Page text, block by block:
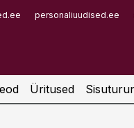
personaliuudised.ee
Üritused